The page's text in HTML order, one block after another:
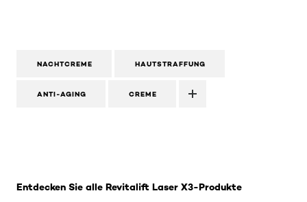
NACHTCREME HAUTSTRAFFUNG
ANTI-AGING CREME
Entdecken Sie alle Revitalift Laser X3-Produkte